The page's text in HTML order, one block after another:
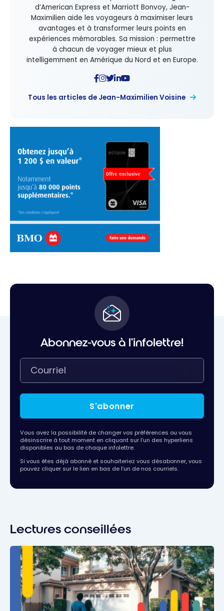
d’American Express et Marriott Bonvoy, Jean-
Maximilien aide les voyageurs à maximiser leurs
avantages et à transformer leurs points en
expériences mémorables. Sa mission : permettre
à chacun de voyager mieux et plus
intelligemment en Amérique du Nord et en Europe.
Tous les articles de Jean-Maximilien Voisine
Abonnez-vous à l'infolettre!
S'abonner
Vous avez la possibilité de changer vos préférences ou vous
désinscrire à tout moment en cliquant sur l’un des hyperliens
disponibles au bas de chaque infolettre.
Si vous êtes déjà abonné et souhaiteriez vous désabonner, vous
pouvez cliquer sur le lien en bas de l’un de nos courriels.
Lectures conseillées